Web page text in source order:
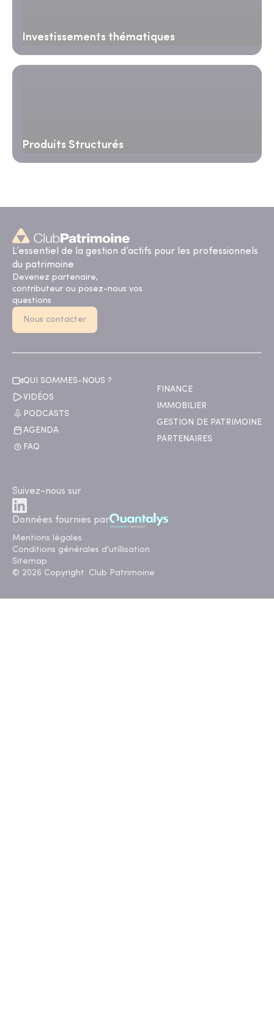
Investissements thématiques
Produits Structurés
L’essentiel de la gestion d’actifs pour les professionnels
du patrimoine
Devenez partenaire,
contributeur ou posez-nous vos
questions
Nous contacter
QUI SOMMES-NOUS ?
VIDÉOS
PODCASTS
AGENDA
FAQ
FINANCE
IMMOBILIER
GESTION DE PATRIMOINE
PARTENAIRES
Suivez-nous sur
Données fournies par
Mentions légales
Conditions générales d'utillisation
Sitemap
© 2026 Copyright. Club Patrimoine